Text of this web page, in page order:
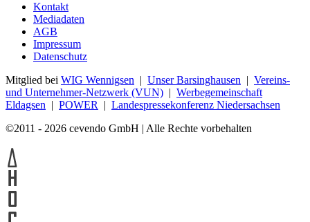
Kontakt
Mediadaten
AGB
Impressum
Datenschutz
Mitglied bei WIG Wennigsen | Unser Barsinghausen | Vereins-
und Unternehmer-Netzwerk (VUN) | Werbegemeinschaft
Eldagsen | POWER | Landespressekonferenz Niedersachsen
©2011 - 2026 cevendo GmbH | Alle Rechte vorbehalten